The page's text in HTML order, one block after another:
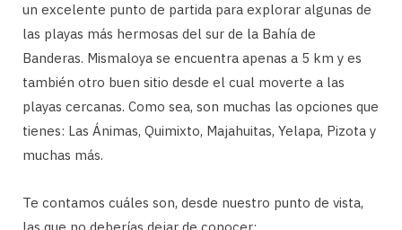
un excelente punto de partida para explorar algunas de
las playas más hermosas del sur de la Bahía de
Banderas. Mismaloya se encuentra apenas a 5 km y es
también otro buen sitio desde el cual moverte a las
playas cercanas. Como sea, son muchas las opciones que
tienes: Las Ánimas, Quimixto, Majahuitas, Yelapa, Pizota y
muchas más.
Te contamos cuáles son, desde nuestro punto de vista,